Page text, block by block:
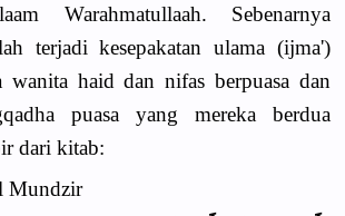
Warahmatullaah. Sebenarnya
terjadi kesepakatan ulama (ijma')
wanita haid dan nifas berpuasa dan
puasa yang mereka berdua
dari kitab:
Mundzir